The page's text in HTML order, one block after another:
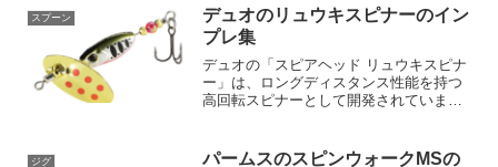
て巻く」だけで極めて効果的な釣果をも
たらすこのスピナーは、そ...
スプーン
デュオのリュウキスピナーのイン
プレ集
デュオの「スピアヘッド リュウキスピナ
ー」は、ロングディスタンス性能を持つ
高回転スピナーとして開発されていま
り、これによって遠投が容易になりま
ジグ
パームスのスピンウォークMSの